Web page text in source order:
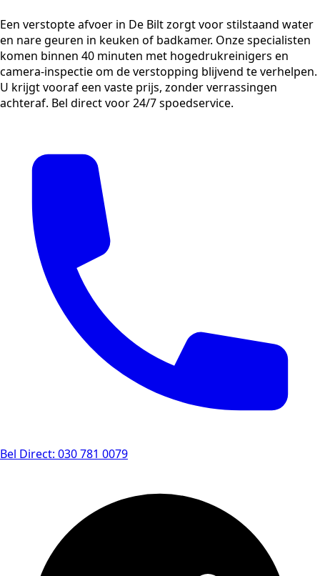
Een verstopte afvoer in De Bilt zorgt voor stilstaand water
en nare geuren in keuken of badkamer. Onze specialisten
komen binnen 40 minuten met hogedrukreinigers en
camera-inspectie om de verstopping blijvend te verhelpen.
U krijgt vooraf een vaste prijs, zonder verrassingen
achteraf. Bel direct voor 24/7 spoedservice.
Bel Direct: 030 781 0079